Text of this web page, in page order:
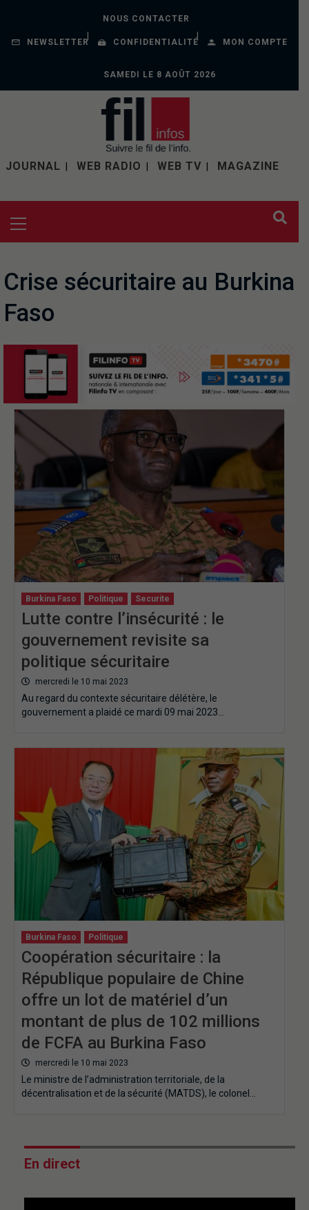
NOUS CONTACTER
NEWSLETTER CONFIDENTIALITÉ MON COMPTE
SAMEDI LE 8 AOÛT 2026
JOURNAL WEB RADIO WEB TV MAGAZINE
Crise sécuritaire au Burkina
Faso
Burkina Faso Politique Securite
Lutte contre l’insécurité : le
gouvernement revisite sa
politique sécuritaire
mercredi le 10 mai 2023
Au regard du contexte sécuritaire délétère, le
gouvernement a plaidé ce mardi 09 mai 2023…
Burkina Faso Politique
Coopération sécuritaire : la
République populaire de Chine
offre un lot de matériel d’un
montant de plus de 102 millions
de FCFA au Burkina Faso
mercredi le 10 mai 2023
Le ministre de l’administration territoriale, de la
décentralisation et de la sécurité (MATDS), le colonel…
En direct